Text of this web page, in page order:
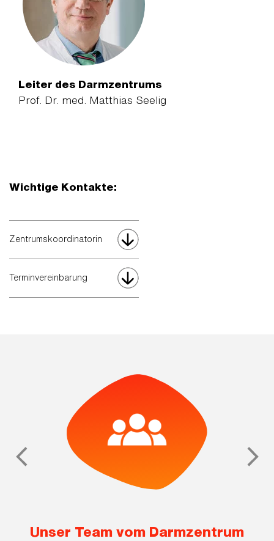
Leiter des Darmzentrums
Prof. Dr. med. Matthias Seelig
Wichtige Kontakte:
Zentrumskoordinatorin
Terminvereinbarung
Unser Team vom Darmzentrum